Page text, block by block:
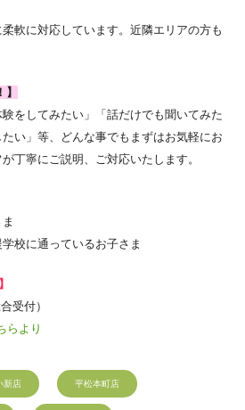
軟に対応しています。近隣エリアの方も
験をしてみたい」「話だけでも聞いてみた
い」等、どんな事でもまずはお気軽にお
丁寧にご説明、ご対応いたします。
校に通っているお子さま
受付）
らより
新店 平松本町店